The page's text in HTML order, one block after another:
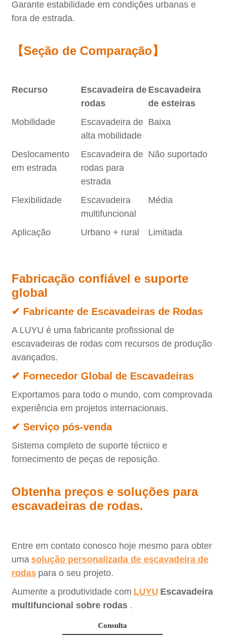
Garante estabilidade em condições urbanas e
fora de estrada.
【Seção de Comparação】
Recurso
Escavadeira de
rodas
Escavadeira
de esteiras
Mobilidade
Escavadeira de
alta mobilidade
Baixa
Deslocamento
em estrada
Escavadeira de
rodas para
estrada
Não suportado
Flexibilidade
Escavadeira
multifuncional
Média
Aplicação Urbano + rural Limitada
Fabricação confiável e suporte
global
✔ Fabricante de Escavadeiras de Rodas
A LUYU é uma fabricante profissional de
escavadeiras de rodas com recursos de produção
avançados.
✔ Fornecedor Global de Escavadeiras
Exportamos para todo o mundo, com comprovada
experiência em projetos internacionais.
✔ Serviço pós-venda
Sistema completo de suporte técnico e
fornecimento de peças de reposição.
Obtenha preços e soluções para
escavadeiras de rodas.
Entre em contato conosco hoje mesmo para obter
uma solução personalizada de escavadeira de
rodas para o seu projeto.
Aumente a produtividade com LUYU Escavadeira
multifuncional sobre rodas .
Consulta